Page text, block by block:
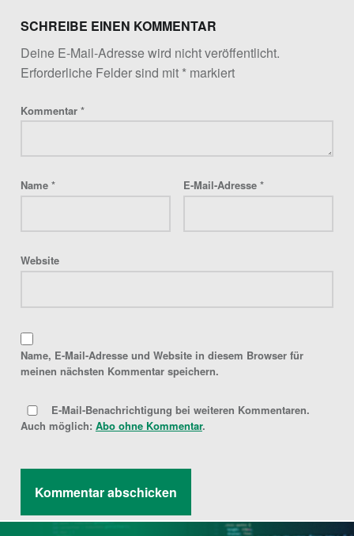
SCHREIBE EINEN KOMMENTAR
Deine E-Mail-Adresse wird nicht veröffentlicht.
Erforderliche Felder sind mit *markiert
Kommentar *
Name * E-Mail-Adresse *
Website
Name, E-Mail-Adresse und Website in diesem Browser für
meinen nächsten Kommentar speichern.
E-Mail-Benachrichtigung bei weiteren Kommentaren.
Auch möglich: Abo ohne Kommentar.
Post navigation